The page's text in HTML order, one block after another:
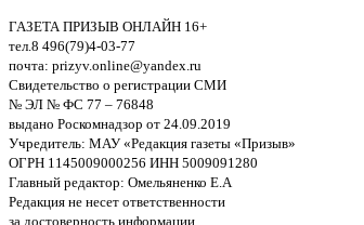
ГАЗЕТА ПРИЗЫВ ОНЛАЙН 16+
тел.8 496(79)4-03-77
почта: prizyv.online@yandex.ru
Свидетельство о регистрации СМИ
№ ЭЛ № ФС 77 – 76848
выдано Роскомнадзор от 24.09.2019
Учредитель: МАУ «Редакция газеты «Призыв»
ОГРН 1145009000256 ИНН 5009091280
Главный редактор: Омельяненко Е.А
Редакция не несет ответственности
за достоверность информации,